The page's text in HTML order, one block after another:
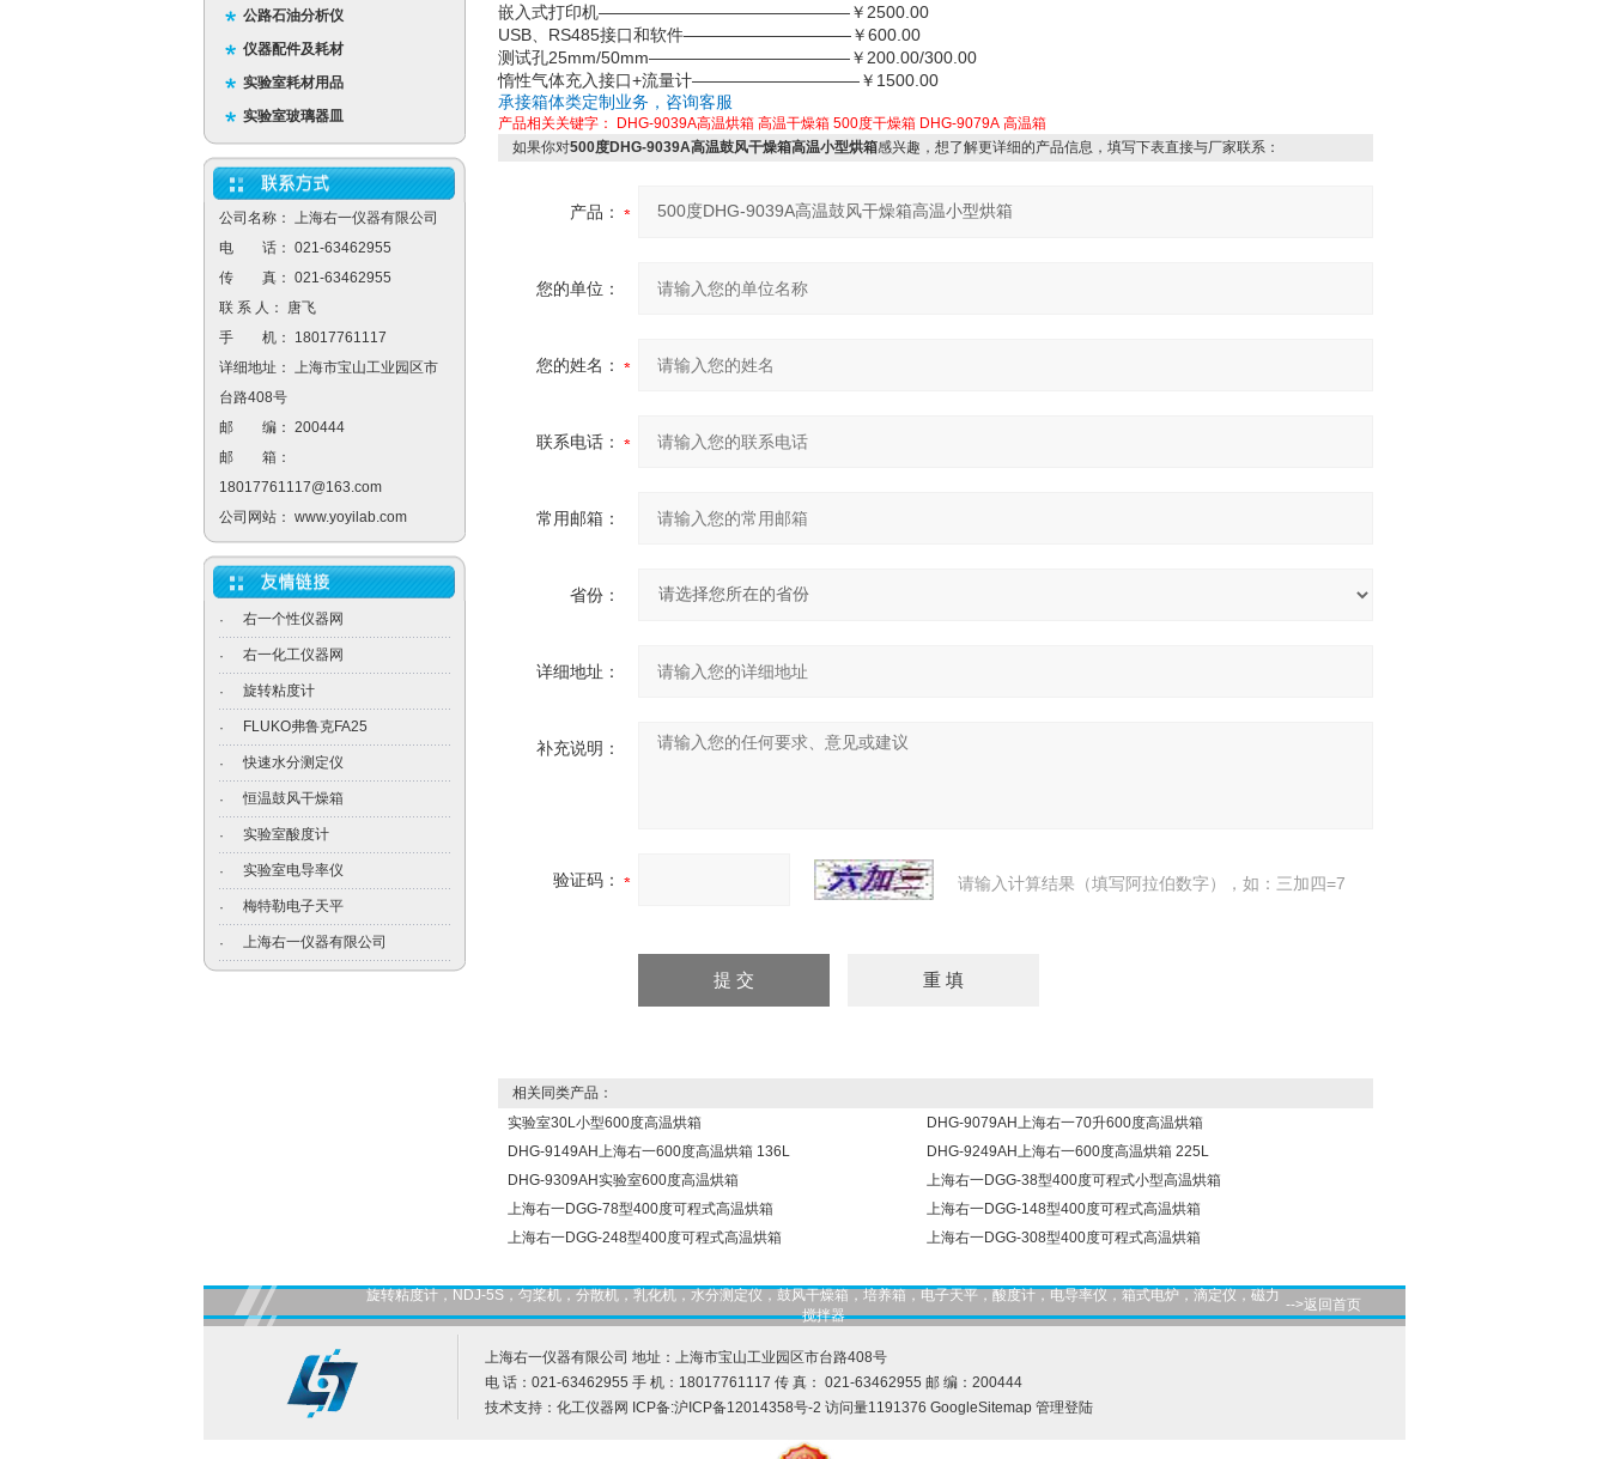
公路石油分析仪
仪器配件及耗材
实验室耗材用品
实验室玻璃器皿
公司名称： 上海右一仪器有限公司
电 话： 021-63462955
传 真： 021-63462955
联 系 人： 唐飞
手 机： 18017761117
详细地址： 上海市宝山工业园区市
台路408号
邮 编： 200444
邮 箱：
18017761117@163.com
公司网站： www.yoyilab.com
· 右一个性仪器网
· 右一化工仪器网
· 旋转粘度计
· FLUKO弗鲁克FA25
· 快速水分测定仪
· 恒温鼓风干燥箱
· 实验室酸度计
· 实验室电导率仪
· 梅特勒电子天平
· 上海右一仪器有限公司
嵌入式打印机———————————————￥2500.00
USB、RS485接口和软件——————————￥600.00
测试孔25mm/50mm————————————￥200.00/300.00
惰性气体充入接口+流量计——————————￥1500.00
承接箱体类定制业务，咨询客服
产品相关关键字： DHG-9039A高温烘箱 高温干燥箱 500度干燥箱 DHG-9079A 高温箱
如果你对500度DHG-9039A高温鼓风干燥箱高温小型烘箱感兴趣，想了解更详细的产品信息，填写下表直接与厂家联系：
产品：
您的单位：
您的姓名：
联系电话：
常用邮箱：
省份：
详细地址：
补充说明：
验证码： 请输入计算结果（填写阿拉伯数字），如：三加四=7
相关同类产品：
实验室30L小型600度高温烘箱
DHG-9079AH上海右一70升600度高温烘箱
DHG-9149AH上海右一600度高温烘箱 136L
DHG-9249AH上海右一600度高温烘箱 225L
DHG-9309AH实验室600度高温烘箱
上海右一DGG-38型400度可程式小型高温烘箱
上海右一DGG-78型400度可程式高温烘箱
上海右一DGG-148型400度可程式高温烘箱
上海右一DGG-248型400度可程式高温烘箱
上海右一DGG-308型400度可程式高温烘箱
旋转粘度计，NDJ-5S，匀桨机，分散机，乳化机，水分测定仪，鼓风干燥箱，培养箱，电子天平，酸度计，电导率仪，箱式电炉，滴定仪，磁力
搅拌器
-->返回首页
上海右一仪器有限公司 地址：上海市宝山工业园区市台路408号
电 话：021-63462955 手 机：18017761117 传 真： 021-63462955 邮 编：200444
技术支持： 化工仪器网 ICP备:沪ICP备12014358号-2 访问量1191376 GoogleSitemap 管理登陆